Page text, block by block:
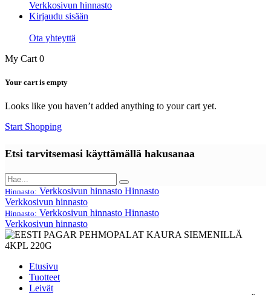
Verkkosivun hinnasto
Kirjaudu sisään
Ota yhteyttä
My Cart 0
Your cart is empty
Looks like you haven’t added anything to your cart yet.
Start Shopping
Etsi tarvitsemasi käyttämällä hakusanaa
Hinnasto: Verkkosivun hinnasto Hinnasto
Verkkosivun hinnasto
Hinnasto: Verkkosivun hinnasto Hinnasto
Verkkosivun hinnasto
Etusivu
Tuotteet
Leivät